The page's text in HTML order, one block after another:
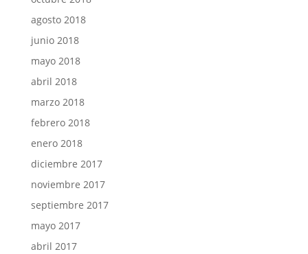
agosto 2018
junio 2018
mayo 2018
abril 2018
marzo 2018
febrero 2018
enero 2018
diciembre 2017
noviembre 2017
septiembre 2017
mayo 2017
abril 2017